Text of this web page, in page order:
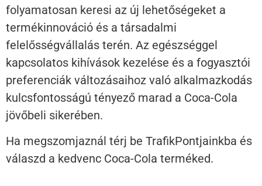
folyamatosan keresi az új lehetőségeket a
termékinnováció és a társadalmi
felelősségvállalás terén. Az egészséggel
kapcsolatos kihívások kezelése és a fogyasztói
preferenciák változásaihoz való alkalmazkodás
kulcsfontosságú tényező marad a Coca-Cola
jövőbeli sikerében.
Ha megszomjaznál térj be TrafikPontjainkba és
válaszd a kedvenc Coca-Cola terméked.